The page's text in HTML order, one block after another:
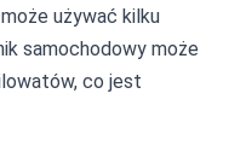
używać kilku
samochodowy może
co jest